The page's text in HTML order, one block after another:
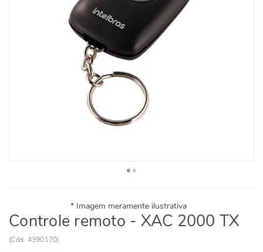
Controle remoto - XAC 2000 TX
(Cód. 4390170)